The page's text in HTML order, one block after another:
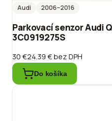
Audi
2006–2016
Parkovací senzor Audi
3C0919275S
30 €24.39 €bez DPH
Do košíka